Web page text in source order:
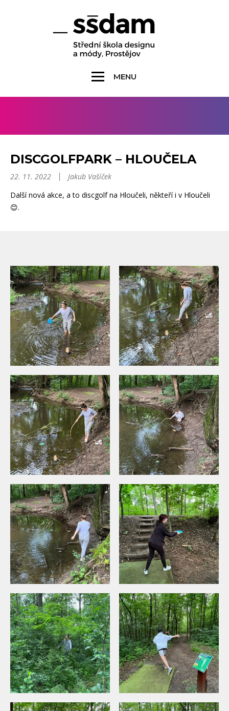
MENU
DISCGOLFPARK – HLOUČELA
22. 11. 2022
Jakub Vašíček
Další nová akce, a to discgolf na Hloučeli, někteří i v Hloučeli
😊.